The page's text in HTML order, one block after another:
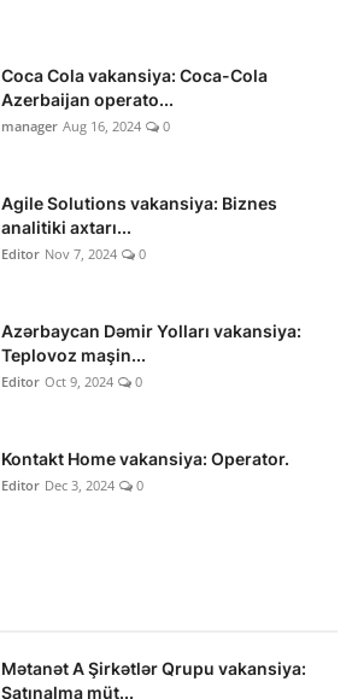
Coca Cola vakansiya: Coca-Cola
Azerbaijan operato...
manager Aug 16, 2024 0
Agile Solutions vakansiya: Biznes
analitiki axtarı...
Editor Nov 7, 2024 0
Azərbaycan Dəmir Yolları vakansiya:
Teplovoz maşin...
Editor Oct 9, 2024 0
Kontakt Home vakansiya: Operator.
Editor Dec 3, 2024 0
Mətanət A Şirkətlər Qrupu vakansiya:
Satınalma müt...